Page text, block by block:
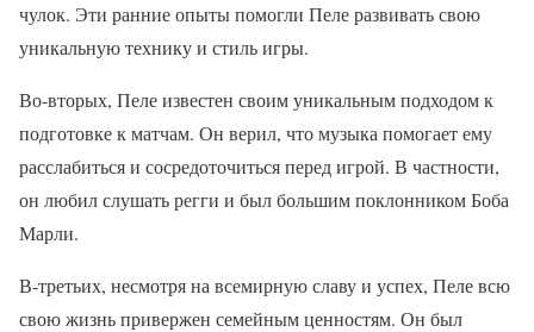
чулок. Эти ранние опыты помогли Пеле развивать свою
уникальную технику и стиль игры.
Во-вторых, Пеле известен своим уникальным подходом к
подготовке к матчам. Он верил, что музыка помогает ему
расслабиться и сосредоточиться перед игрой. В частности,
он любил слушать регги и был большим поклонником Боба
Марли.
В-третьих, несмотря на всемирную славу и успех, Пеле всю
свою жизнь привержен семейным ценностям. Он был